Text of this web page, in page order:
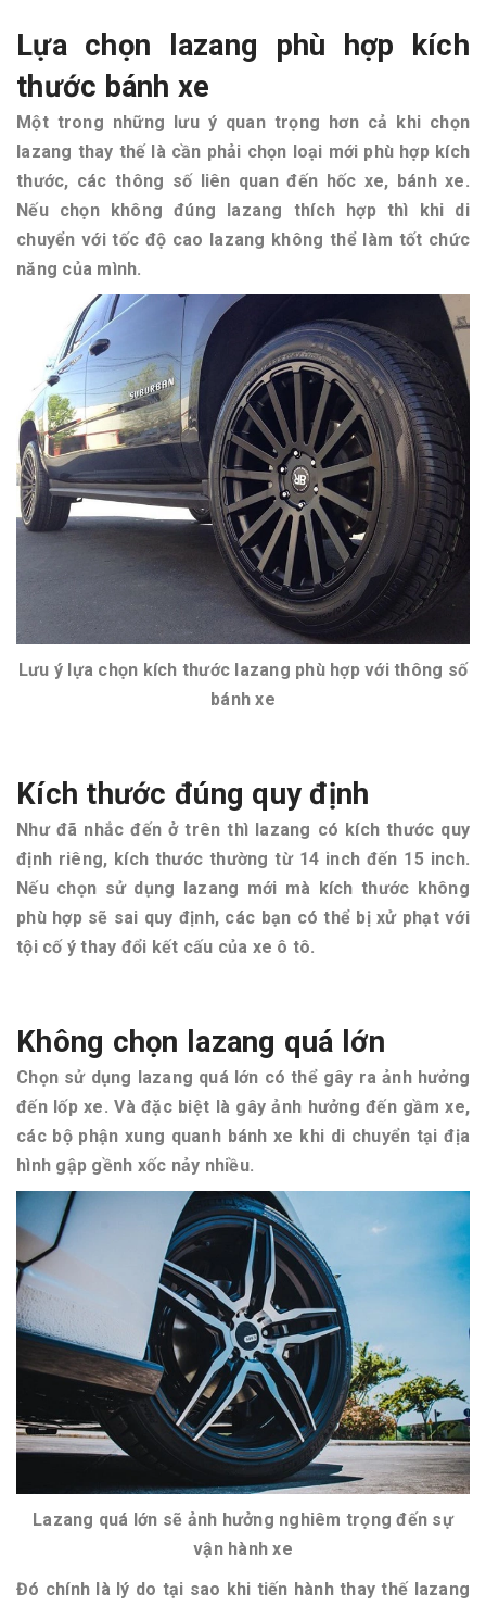
Lựa chọn lazang phù hợp kích
thước bánh xe
Một trong những lưu ý quan trọng hơn cả khi chọn
lazang thay thế là cần phải chọn loại mới phù hợp kích
thước, các thông số liên quan đến hốc xe, bánh xe.
Nếu chọn không đúng lazang thích hợp thì khi di
chuyển với tốc độ cao lazang không thể làm tốt chức
năng của mình.
Lưu ý lựa chọn kích thước lazang phù hợp với thông số
bánh xe
Kích thước đúng quy định
Như đã nhắc đến ở trên thì lazang có kích thước quy
định riêng, kích thước thường từ 14 inch đến 15 inch.
Nếu chọn sử dụng lazang mới mà kích thước không
phù hợp sẽ sai quy định, các bạn có thể bị xử phạt với
tội cố ý thay đổi kết cấu của xe ô tô.
Không chọn lazang quá lớn
Chọn sử dụng lazang quá lớn có thể gây ra ảnh hưởng
đến lốp xe. Và đặc biệt là gây ảnh hưởng đến gầm xe,
các bộ phận xung quanh bánh xe khi di chuyển tại địa
hình gập gềnh xốc nảy nhiều.
Lazang quá lớn sẽ ảnh hưởng nghiêm trọng đến sự
vận hành xe
Đó chính là lý do tại sao khi tiến hành thay thế lazang